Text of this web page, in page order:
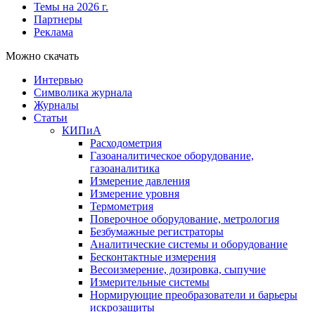
Темы на 2026 г.
Партнеры
Реклама
Можно скачать
Интервью
Символика журнала
Журналы
Статьи
КИПиА
Расходометрия
Газоаналитическое оборудование,
газоаналитика
Измерение давления
Измерение уровня
Термометрия
Поверочное оборудование, метрология
Безбумажные регистраторы
Аналитические системы и оборудование
Бесконтактные измерения
Весоизмерение, дозировка, сыпучие
Измерительные системы
Нормирующие преобразователи и барьеры
искрозащиты